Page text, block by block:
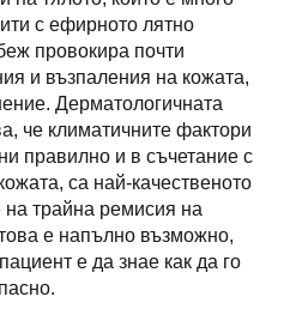
с ефирното лятно
провокира почти
и възпаления на кожата,
Дерматологичната
че климатичните фактори
правилно и в съчетание с
са най-качественото
на трайна ремисия на
е напълно възможно,
е да знае как да го